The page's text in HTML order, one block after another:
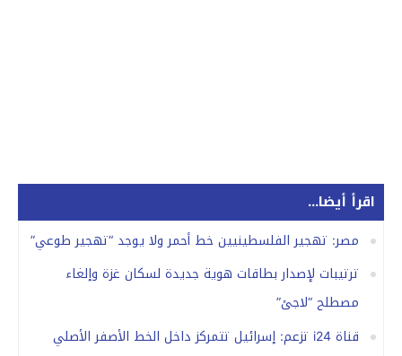
اقرأ أيضا...
مصر: تهجير الفلسطينيين خط أحمر ولا يوجد “تهجير طوعي”
ترتيبات لإصدار بطاقات هوية جديدة لسكان غزة وإلغاء
مصطلح “لاجئ”
قناة i24 تزعم: إسرائيل تتمركز داخل الخط الأصفر الأصلي